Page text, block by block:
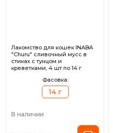
Лакомство для кошек INABA
"Churu" сливочный мусс в
стиках с тунцом и
креветками, 4 шт по 14 г
Фасовка:
14 г
В наличии